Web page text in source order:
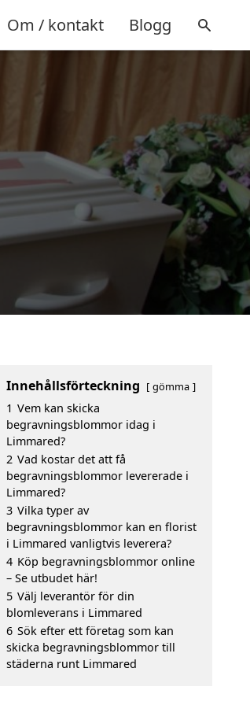
Om / kontakt Blogg
Innehållsförteckning gömma
1 Vem kan skicka
begravningsblommor idag i
Limmared?
2 Vad kostar det att få
begravningsblommor levererade i
Limmared?
3 Vilka typer av
begravningsblommor kan en florist
i Limmared vanligtvis leverera?
4 Köp begravningsblommor online
– Se utbudet här!
5 Välj leverantör för din
blomleverans i Limmared
6 Sök efter ett företag som kan
skicka begravningsblommor till
städerna runt Limmared